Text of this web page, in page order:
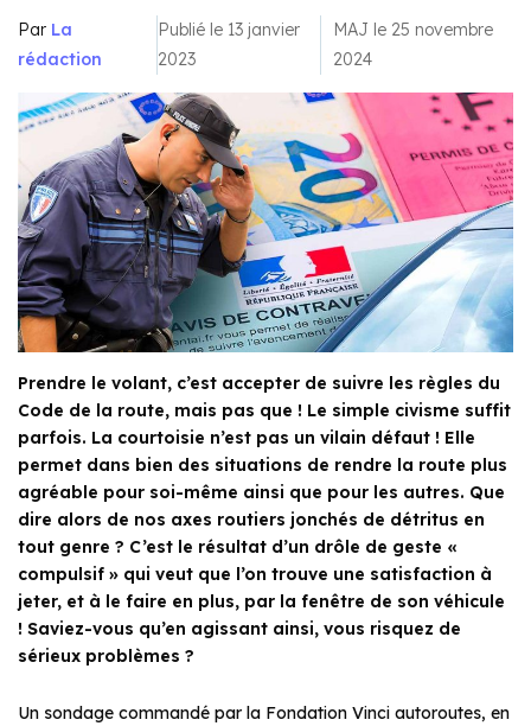
Par La
rédaction
Publié le 13 janvier
2023
MAJ le 25 novembre
2024
Prendre le volant, c’est accepter de suivre les règles du
Code de la route, mais pas que ! Le simple civisme suffit
parfois. La courtoisie n’est pas un vilain défaut ! Elle
permet dans bien des situations de rendre la route plus
agréable pour soi-même ainsi que pour les autres. Que
dire alors de nos axes routiers jonchés de détritus en
tout genre ? C’est le résultat d’un drôle de geste «
compulsif » qui veut que l’on trouve une satisfaction à
jeter, et à le faire en plus, par la fenêtre de son véhicule
! Saviez-vous qu’en agissant ainsi, vous risquez de
sérieux problèmes ?
Un sondage commandé par la Fondation Vinci autoroutes, en